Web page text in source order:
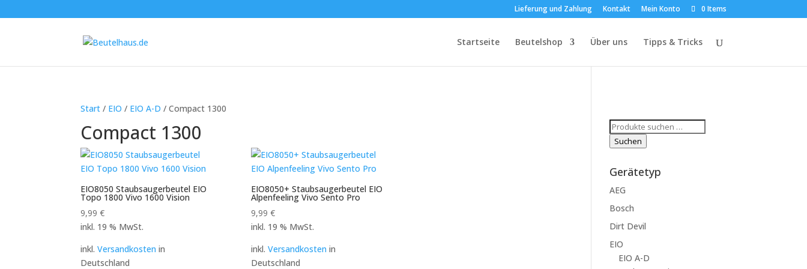
Lieferung und Zahlung Kontakt Mein Konto 0 Items
Startseite Beutelshop Über uns Tipps & Tricks
Start / EIO / EIO A-D / Compact 1300
Compact 1300
EIO8050 Staubsaugerbeutel EIO
Topo 1800 Vivo 1600 Vision
9,99€
inkl. 19 % MwSt.
inkl.Versandkosten in
Deutschland
EIO8050+ Staubsaugerbeutel EIO
Alpenfeeling Vivo Sento Pro
9,99 €
inkl. 19 % MwSt.
inkl. Versandkosten in
Deutschland
Suchen
nach:
Suchen
Gerätetyp
AEG
Bosch
Dirt Devil
EIO
EIO A-D